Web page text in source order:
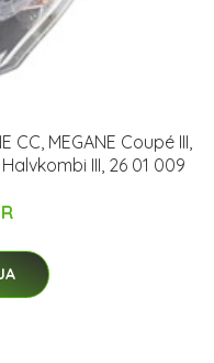
CC, MEGANE Coupé III,
III, 26 01 009